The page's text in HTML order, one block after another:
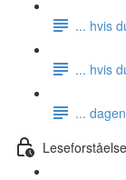
... hvis
... hvis
...